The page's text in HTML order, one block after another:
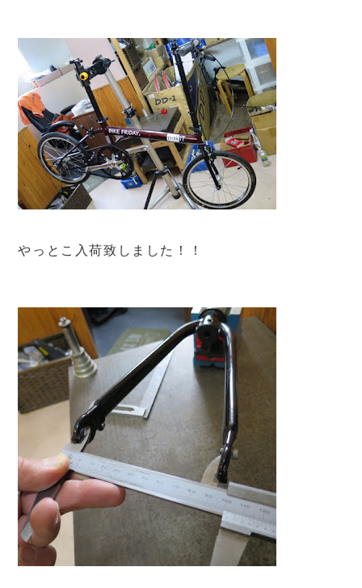
やっとこ入荷致しました！！